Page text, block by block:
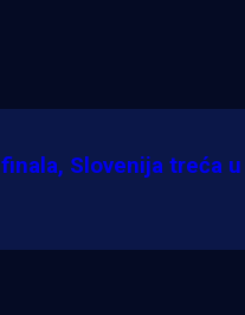
Slovenija treća u